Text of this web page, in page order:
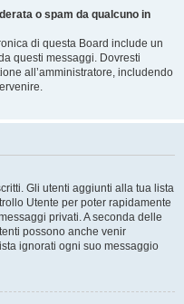
o spam da qualcuno in
di questa Board include un
questi messaggi. Dovresti
all’amministratore, includendo
Gli utenti aggiunti alla tua lista
Utente per poter rapidamente
privati. A seconda delle
possono anche venir
ignorati ogni suo messaggio